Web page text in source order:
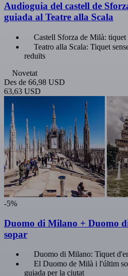
Audioguia del castell de
guiada al Teatre alla Scala
Castell Sforza de Milà:
Teatro alla Scala: Tiquet
reduïts
Novetat
Des de 66,98 USD
63,63 USD
-5%
Duomo di Milano + Duomo
sopar
Duomo di Milano: Tiquet
El Duomo de Milà i l'últim
guiada per la ciutat